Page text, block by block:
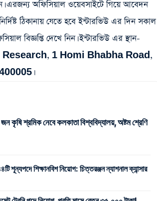
এরজন্য অফিসিয়াল ওয়েবসাইটে গিয়ে আবেদন
ঠিকানায় যেতে হবে ইন্টারভিউ এর দিন সকাল
বিজ্ঞপ্তি দেখে নিন। ইন্টারভিউ এর স্থান-
1 Homi Bhabha Road,
কৃষি শ্রমিক নেবে কলকাতা বিশ্ববিদ্যালয়, অষ্টম শ্রেণি
শূন্যপদে শিক্ষানবিশ নিয়োগ: চিত্তরঞ্জন ন্যাশনাল ক্যান্সার